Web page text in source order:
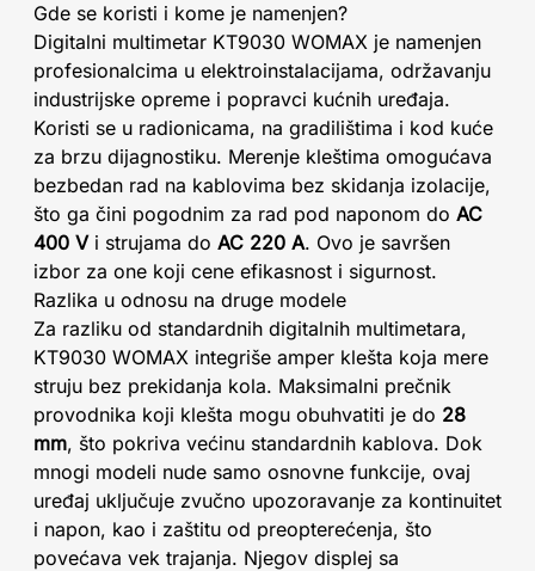
Gde se koristi i kome je namenjen?
Digitalni multimetar KT9030 WOMAX je namenjen
profesionalcima u elektroinstalacijama, održavanju
industrijske opreme i popravci kućnih uređaja.
Koristi se u radionicama, na gradilištima i kod kuće
za brzu dijagnostiku. Merenje kleštima omogućava
bezbedan rad na kablovima bez skidanja izolacije,
što ga čini pogodnim za rad pod naponom do AC
400 Vi strujama do AC 220 A. Ovo je savršen
izbor za one koji cene efikasnost i sigurnost.
Razlika u odnosu na druge modele
Za razliku od standardnih digitalnih multimetara,
KT9030 WOMAX integriše amper klešta koja mere
struju bez prekidanja kola. Maksimalni prečnik
provodnika koji klešta mogu obuhvatiti je do 28
mm, što pokriva većinu standardnih kablova. Dok
mnogi modeli nude samo osnovne funkcije, ovaj
uređaj uključuje zvučno upozoravanje za kontinuitet
i napon, kao i zaštitu od preopterećenja, što
povećava vek trajanja. Njegov displej sa